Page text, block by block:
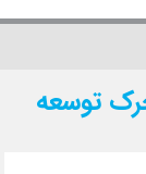
توسعه